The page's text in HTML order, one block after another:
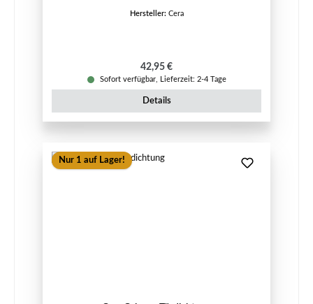
Hersteller: Cera
Regulärer Preis:
42,95 €
Sofort verfügbar, Lieferzeit: 2-4 Tage
Details
Nur 1 auf Lager!